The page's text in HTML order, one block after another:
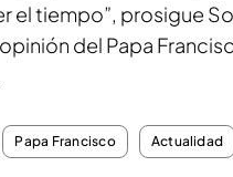
el tiempo”, prosigue
del Papa
Papa Francisco Actualidad